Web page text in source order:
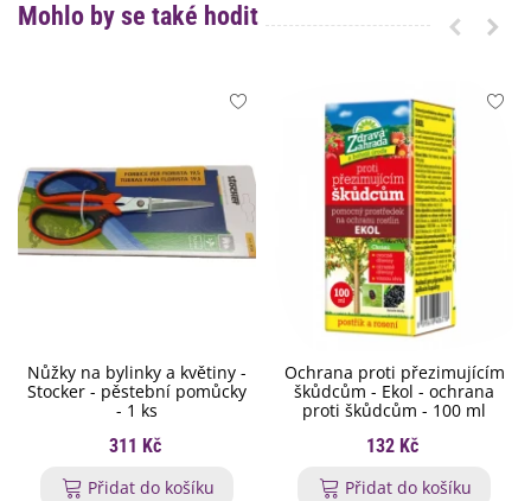
Mohlo by se také hodit
Nůžky na bylinky a květiny -
Stocker - pěstební pomůcky
- 1 ks
311 Kč
Přidat do košíku
Ochrana proti přezimujícím
škůdcům - Ekol - ochrana
proti škůdcům - 100 ml
132 Kč
Přidat do košíku